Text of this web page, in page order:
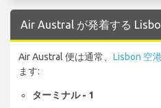
Air Austral が発着する
Air Austral 便は通常、 Lisbon 空
ます:
ターミナル - 1